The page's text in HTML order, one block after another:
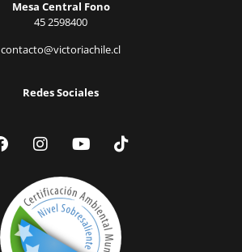
Mesa Central Fono
45 2598400
contacto@victoriachile.cl
Redes Sociales